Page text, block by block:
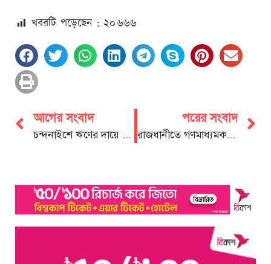
খবরটি পড়েছেন : ২০৬৬৬
আগের সংবাদ
চন্দনাইশে ঋণের দায়ে যুবকের আত্মহত্যা
পরের সংবাদ
রাজধানীতে গণমাধ্যমকর্মীদের ওপর হামলায় চবিসাসের নিন্দা